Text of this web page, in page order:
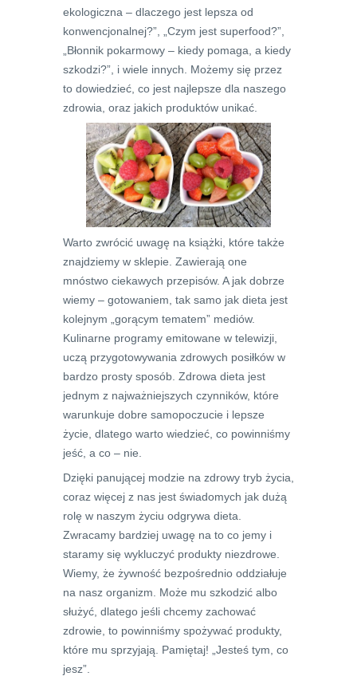
ekologiczna – dlaczego jest lepsza od
konwencjonalnej?”, „Czym jest superfood?”,
„Błonnik pokarmowy – kiedy pomaga, a kiedy
szkodzi?”, i wiele innych. Możemy się przez
to dowiedzieć, co jest najlepsze dla naszego
zdrowia, oraz jakich produktów unikać.
Warto zwrócić uwagę na książki, które także
znajdziemy w sklepie. Zawierają one
mnóstwo ciekawych przepisów. A jak dobrze
wiemy – gotowaniem, tak samo jak dieta jest
kolejnym „gorącym tematem” mediów.
Kulinarne programy emitowane w telewizji,
uczą przygotowywania zdrowych posiłków w
bardzo prosty sposób. Zdrowa dieta jest
jednym z najważniejszych czynników, które
warunkuje dobre samopoczucie i lepsze
życie, dlatego warto wiedzieć, co powinniśmy
jeść, a co – nie.
Dzięki panującej modzie na zdrowy tryb życia,
coraz więcej z nas jest świadomych jak dużą
rolę w naszym życiu odgrywa dieta.
Zwracamy bardziej uwagę na to co jemy i
staramy się wykluczyć produkty niezdrowe.
Wiemy, że żywność bezpośrednio oddziałuje
na nasz organizm. Może mu szkodzić albo
służyć, dlatego jeśli chcemy zachować
zdrowie, to powinniśmy spożywać produkty,
które mu sprzyjają. Pamiętaj! „Jesteś tym, co
jesz”.